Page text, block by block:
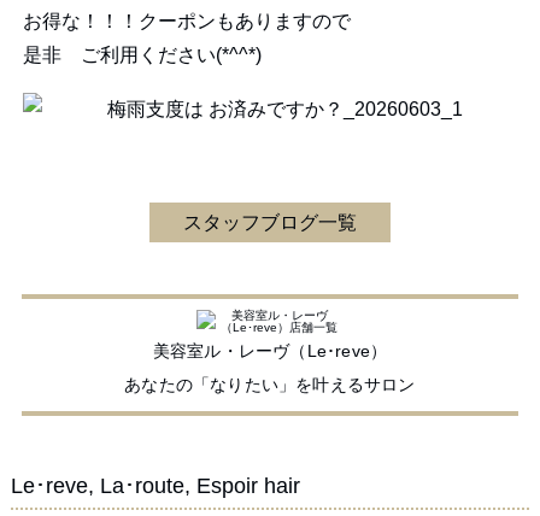
お得な！！！クーポンもありますので
是非 ご利用ください(*^^*)
スタッフブログ一覧
美容室ル・レーヴ（Le･reve）
あなたの「なりたい」を叶えるサロン
Le･reve, La･route, Espoir hair